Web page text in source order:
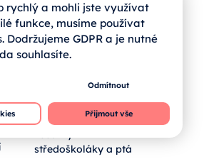
Charta 77 bude mít
padesát let.
Gymnázium prof.
Jana Patočky k této
celostátní soutěž
Patočkovo
memorandum. Cílí na
středoškoláky a ptá
rychlý a mohli jste využívat
funkce, musíme používat
Dodržujeme GDPR a je nutné
souhlasíte.
Odmítnout
Přijmout vše